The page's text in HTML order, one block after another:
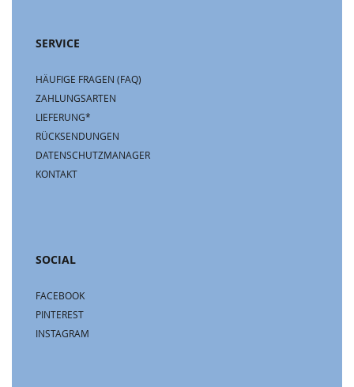
SERVICE
HÄUFIGE FRAGEN (FAQ)
ZAHLUNGSARTEN
LIEFERUNG*
RÜCKSENDUNGEN
DATENSCHUTZMANAGER
KONTAKT
SOCIAL
FACEBOOK
PINTEREST
INSTAGRAM